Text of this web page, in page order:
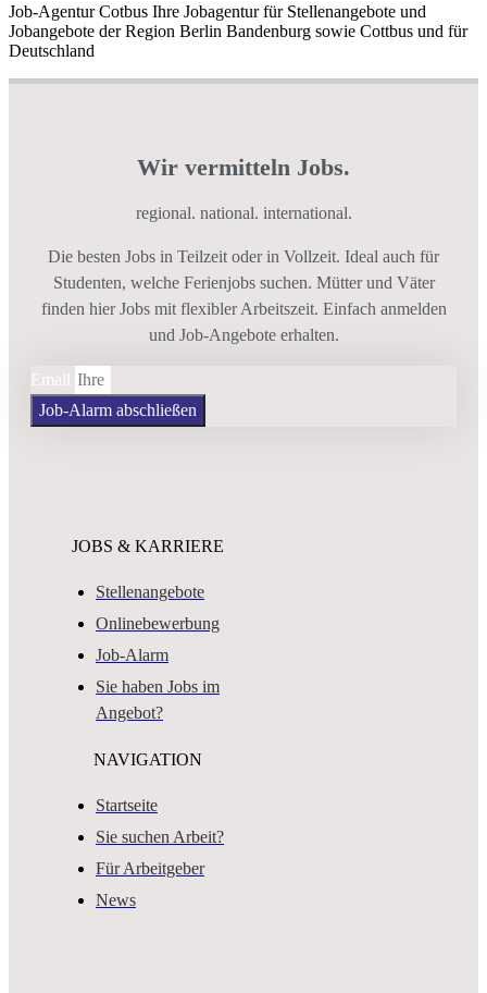
Job-Agentur Cotbus Ihre Jobagentur für Stellenangebote und
Jobangebote der Region Berlin Bandenburg sowie Cottbus und für
Deutschland
Wir vermitteln Jobs.
regional. national. international.
Die besten Jobs in Teilzeit oder in Vollzeit. Ideal auch für
Studenten, welche Ferienjobs suchen. Mütter und Väter
finden hier Jobs mit flexibler Arbeitszeit. Einfach anmelden
und Job-Angebote erhalten.
Email
Job-Alarm abschließen
JOBS & KARRIERE
Stellenangebote
Onlinebewerbung
Job-Alarm
Sie haben Jobs im
Angebot?
NAVIGATION
Startseite
Sie suchen Arbeit?
Für Arbeitgeber
News